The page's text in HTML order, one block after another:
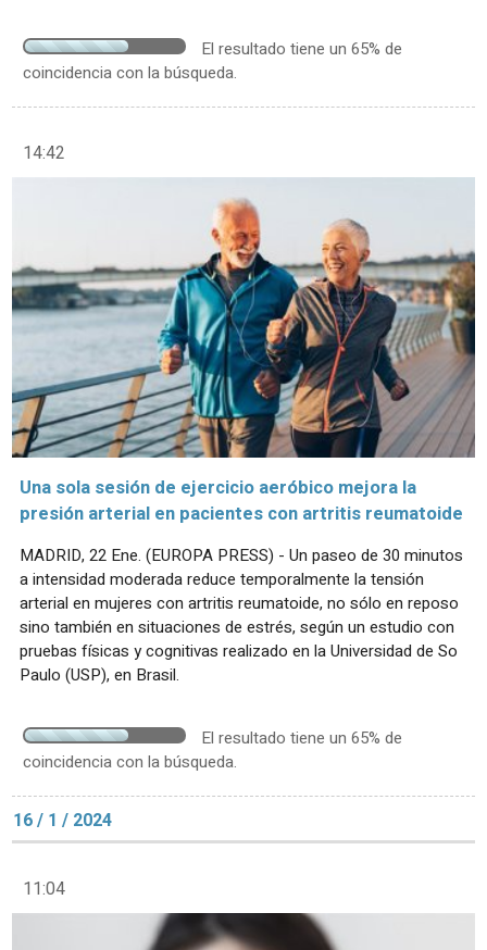
El resultado tiene un 65% de
coincidencia con la búsqueda.
14:42
Una sola sesión de ejercicio aeróbico mejora la
presión arterial en pacientes con artritis reumatoide
MADRID, 22 Ene. (EUROPA PRESS) - Un paseo de 30 minutos
a intensidad moderada reduce temporalmente la tensión
arterial en mujeres con artritis reumatoide, no sólo en reposo
sino también en situaciones de estrés, según un estudio con
pruebas físicas y cognitivas realizado en la Universidad de So
Paulo (USP), en Brasil.
El resultado tiene un 65% de
coincidencia con la búsqueda.
16 / 1 / 2024
11:04